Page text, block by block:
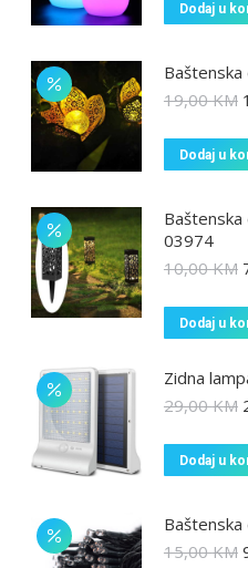
Dodaj u
19,00KM
Dodaj u
03974
10,00KM
Dodaj u
Zidna
29,00KM
Dodaj u
15,00KM